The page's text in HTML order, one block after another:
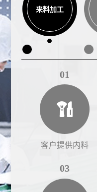
来料加工
01
客户提供内料
03